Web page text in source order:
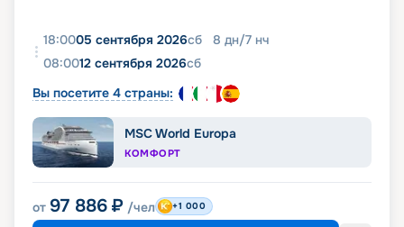
18:0005 сентября 2026сб 8 дн/7 нч
08:0012 сентября 2026сб
Вы посетите 4 страны:
MSC World Europa
КОМФОРТ
от 97 886 ₽ /чел +1 000